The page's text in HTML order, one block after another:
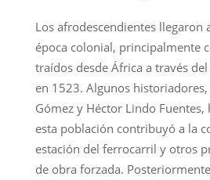
Los afrodescendientes llegaron
época colonial, principalmente
traídos desde África a través
en 1523. Algunos
Gómez y Héctor Lindo Fuentes,
esta población contribuyó a la
estación del ferrocarril y otros
de obra forzada.